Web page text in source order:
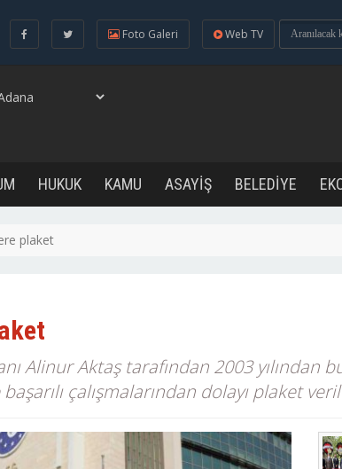
Foto Galeri Web TV
HUKUK KAMU ASAYİŞ BELEDİYE
plaket
Alinur Aktaş tarafından 2003 yılından
çalışmalarından dolayı plaket